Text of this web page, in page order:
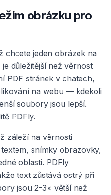
obrázku pro
chcete jeden obrázek na
důležitější než věrnost
PDF stránek v chatech,
na webu — kdekoli
soubory jsou lepší.
PDFly.
záleží na věrnosti
snímky obrazovky,
oblasti. PDFly
text zůstává ostrý při
jsou 2-3× větší než